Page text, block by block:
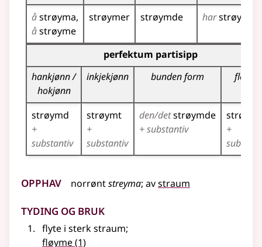
åstrøyma
åstrøyme
strøymer strøymde harstrøymt
Bøyningstabell for dette verbet (partisippformer)
perfektum partisipp
hankjønn /
hokjønn
inkjekjønn bunden form fleirtal
strøymd
+
substantiv
strøymt
+
substantiv
den/detstrøymde
+ substantiv
+
Opphav norrøntstreyma; avstraum
Tyding og bruk
flyte i sterk straum;
fløyme(1)